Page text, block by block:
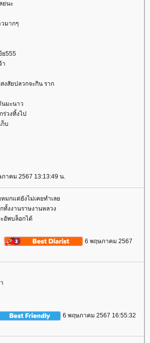
ยนะ
มากๆ
ย555
า
งสัยปลวกจะกิน ราก
มะนาว
วงทิ้งไป
ก็บ
าคม 2567 13:13:49 น.
มกแต่ยังไม่เคยทำเล
ทั้งงานราษงานหลวง
อัพบล็อกได้
6 พฤษภาคม 2567
6 พฤษภาคม 2567 16:55:32